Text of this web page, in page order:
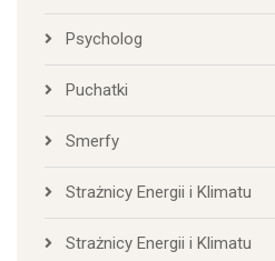
Psycholog
Puchatki
Smerfy
Strażnicy Energii i Klimatu
Strażnicy Energii i Klimatu